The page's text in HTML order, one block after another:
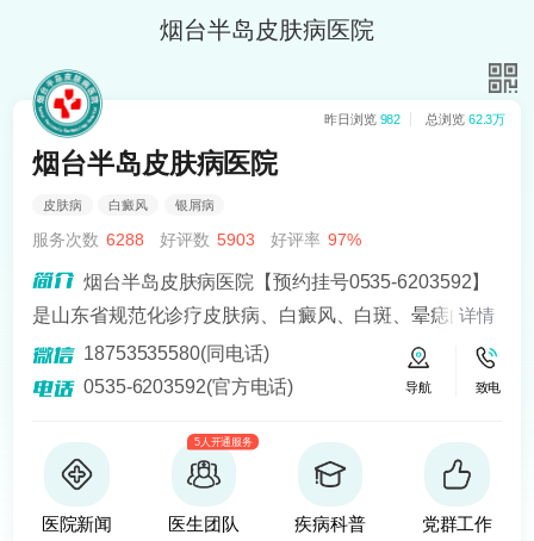
烟台半岛皮肤病医院
昨日浏览 982 总浏览 62.3万
烟台半岛皮肤病医院
皮肤病 白癜风 银屑病
服务次数 6288 好评数 5903 好评率 97%
烟台半岛皮肤病医院【预约挂号0535-6203592】
是山东省规范化诊疗皮肤病、白癜风、白斑、晕痣的医
院。熟悉皮肤病科常见病、多发病、疑难病的诊治，尤
其擅长光化学疗法、窄波紫外线、308准分子激光以及外
移植治疗白癜风，包括自体表皮移植、微小皮片移植、
自体培养黑素细胞移植等。
详情
18753535580(同电话)
0535-6203592(官方电话)
导航 致电
医院新闻
5人开通服务
医生团队 疾病科普 党群工作